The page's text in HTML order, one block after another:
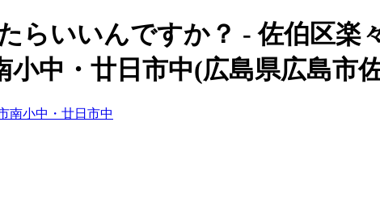
らいいんですか？ - 佐伯区楽
中・廿日市中(広島県広島市
南小中・廿日市中